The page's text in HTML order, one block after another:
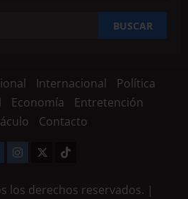
Internacional
Política
Economía
Entretención
Contacto
los derechos reservados. |